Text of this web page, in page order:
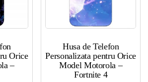
Orice
–
Husa de Telefon
Personalizata pentru Orice
Model Motorola –
Fortnite 4